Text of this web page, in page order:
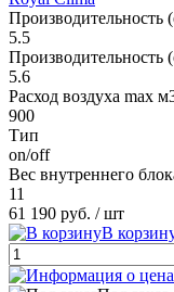
Производительность
5.5
Производительность
5.6
Расход воздуха max
900
Тип
on/off
Вес внутреннего
11
61 190 руб. / шт
В